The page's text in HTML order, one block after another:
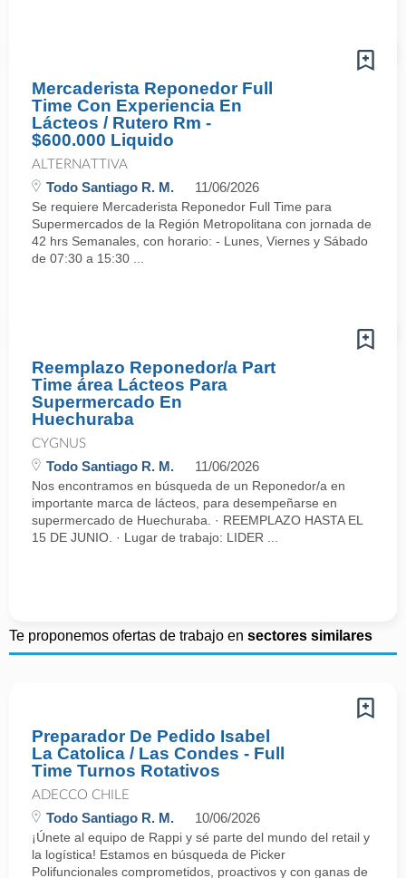
Mercaderista Reponedor Full
Time Con Experiencia En
Lácteos / Rutero Rm -
$600.000 Liquido
ALTERNATTIVA
Todo Santiago R. M. 11/06/2026
Se requiere Mercaderista Reponedor Full Time para
Supermercados de la Región Metropolitana con jornada de
42 hrs Semanales, con horario: - Lunes, Viernes y Sábado
de 07:30 a 15:30 ...
Reemplazo Reponedor/a Part
Time área Lácteos Para
Supermercado En
Huechuraba
CYGNUS
Todo Santiago R. M. 11/06/2026
Nos encontramos en búsqueda de un Reponedor/a en
importante marca de lácteos, para desempeñarse en
supermercado de Huechuraba. · REEMPLAZO HASTA EL
15 DE JUNIO. · Lugar de trabajo: LIDER ...
Te proponemos ofertas de trabajo en sectores similares
Preparador De Pedido Isabel
La Catolica / Las Condes - Full
Time Turnos Rotativos
ADECCO CHILE
Todo Santiago R. M. 10/06/2026
¡Únete al equipo de Rappi y sé parte del mundo del retail y
la logística! Estamos en búsqueda de Picker
Polifuncionales comprometidos, proactivos y con ganas de